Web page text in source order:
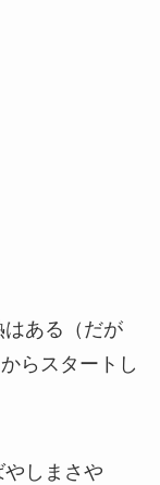
はある（だが
らスタートし
しまさや